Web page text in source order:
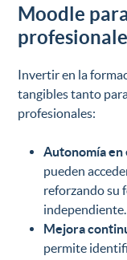
Moodle
Invertir en la
tangibles tanto
profesionales:
Autonomía en
pueden
reforzando su
independiente.
Mejora
permite